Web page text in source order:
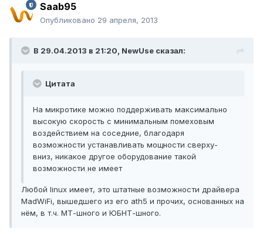
Saab95
Опубликовано 29 апреля, 2013
В 29.04.2013 в 21:20, NewUse сказал:
Цитата
На микротике можно поддерживать максимально
высокую скорость с минимальным помеховым
воздействием на соседние, благодаря
возможности устанавливать мощности сверху-
вниз, никакое другое оборудование такой
возможности не имеет
Любой linux имеет, это штатные возможности драйвера
MadWiFi, вышедшего из его ath5 и прочих, основанных на
нём, в т.ч. МТ-шного и ЮБНТ-шного.